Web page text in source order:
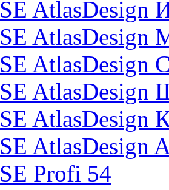
SE AtlasDesign
SE AtlasDesign
SE AtlasDesign
SE AtlasDesign
SE AtlasDesign
SE AtlasDesign
SE Profi 54